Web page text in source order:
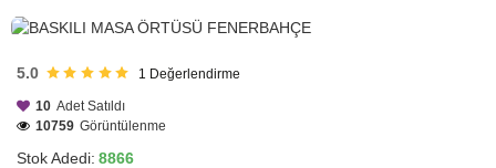
5.0 1 Değerlendirme
Stok Adedi: 8866
10 Adet Satıldı
10759 Görüntülenme